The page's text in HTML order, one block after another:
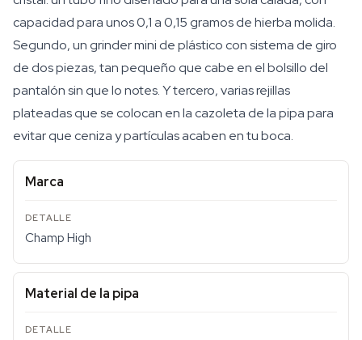
capacidad para unos 0,1 a 0,15 gramos de hierba molida.
Segundo, un grinder mini de plástico con sistema de giro
de dos piezas, tan pequeño que cabe en el bolsillo del
pantalón sin que lo notes. Y tercero, varias rejillas
plateadas que se colocan en la cazoleta de la pipa para
evitar que ceniza y partículas acaben en tu boca.
Marca
Champ High
Material de la pipa